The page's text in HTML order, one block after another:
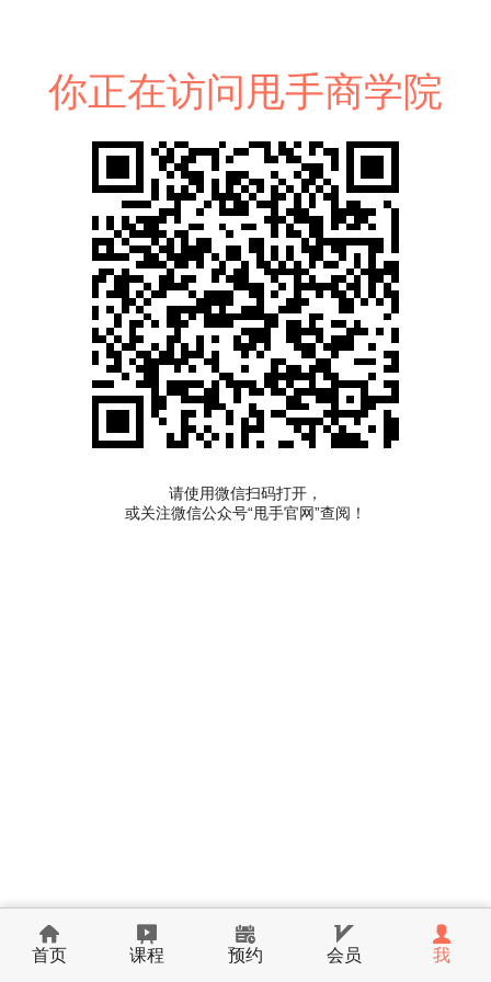
你正在访问甩手商学院
请使用微信扫码打开，
或关注微信公众号“甩手官网”查阅！
首页 课程 预约 会员 我